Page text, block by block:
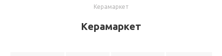
Керамаркет
Керамаркет